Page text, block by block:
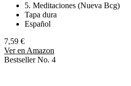
5. Meditaciones (Nueva Bcg)
Tapa dura
Español
7,59 €
Ver en Amazon
Bestseller No. 4